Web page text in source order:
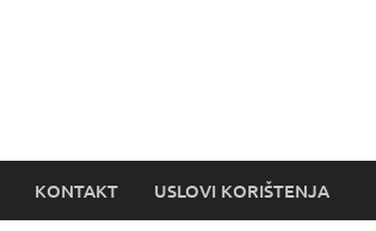
KONTAKT USLOVI KORIŠTENJA